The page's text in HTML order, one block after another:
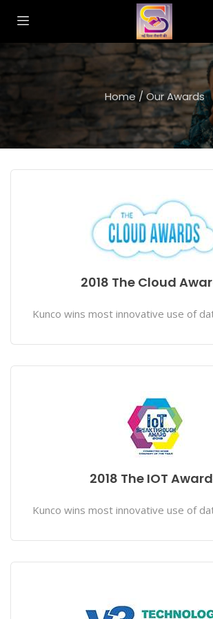
Home /Our Awards
2018 The Cloud
Kunco wins most innovative use of
2018 The IOT
Kunco wins most innovative use of